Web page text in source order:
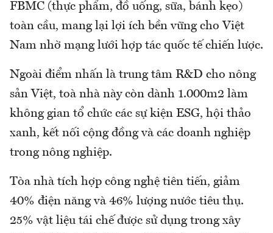
FBMC (thực phẩm, đồ uống, sữa, bánh kẹo)
toàn cầu, mang lại lợi ích bền vững cho Việt
Nam nhờ mạng lưới hợp tác quốc tế chiến lược.
Ngoài điểm nhấn là trung tâm R&D cho nông
sản Việt, toà nhà này còn dành 1.000m2 làm
không gian tổ chức các sự kiện ESG, hội thảo
xanh, kết nối cộng đồng và các doanh nghiệp
trong nông nghiệp.
Tòa nhà tích hợp công nghệ tiên tiến, giảm
40% điện năng và 46% lượng nước tiêu thụ.
25% vật liệu tái chế được sử dụng trong xây